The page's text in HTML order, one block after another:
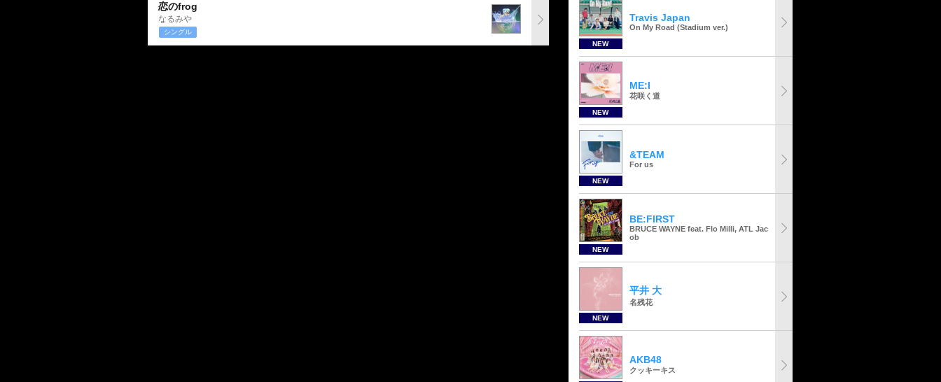
恋のfrog
なるみや
シングル
NEW
Travis Japan
On My Road (Stadium ver.)
NEW
ME:I
花咲く道
NEW
&TEAM
For us
NEW
BE:FIRST
BRUCE WAYNE feat. Flo Milli, ATL Jac
ob
NEW
平井 大
名残花
AKB48
クッキーキス